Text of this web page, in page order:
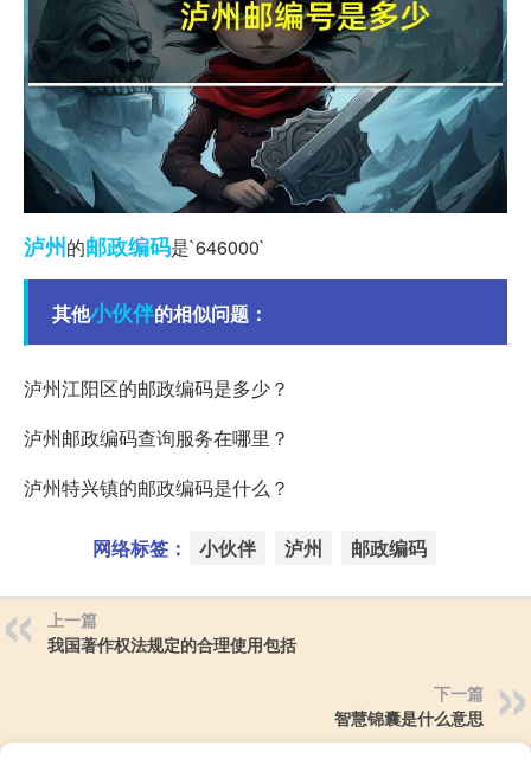
泸州的邮政编码是`646000`
其他小伙伴的相似问题：
泸州江阳区的邮政编码是多少？
泸州邮政编码查询服务在哪里？
泸州特兴镇的邮政编码是什么？
网络标签： 小伙伴 泸州 邮政编码
上一篇
我国著作权法规定的合理使用包括
下一篇
智慧锦囊是什么意思